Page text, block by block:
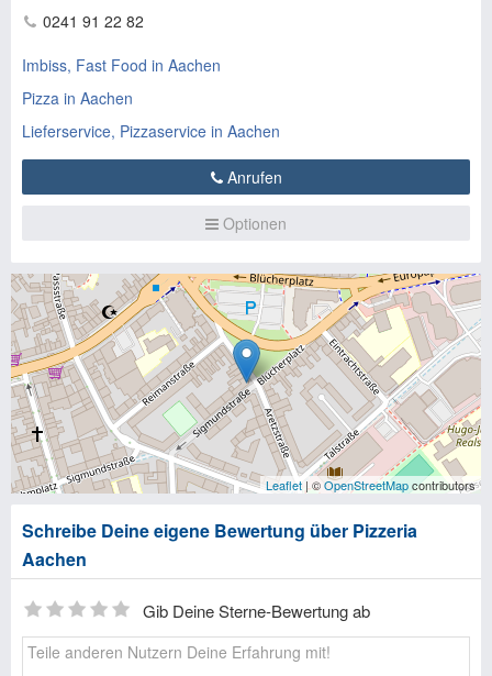
0241 91 22 82
Imbiss, Fast Food in Aachen
Pizza in Aachen
Lieferservice, Pizzaservice in Aachen
Anrufen
Optionen
Leaflet | ©OpenStreetMapcontributors
Schreibe Deine eigene Bewertung über Pizzeria
Aachen
Gib Deine Sterne-Bewertung ab